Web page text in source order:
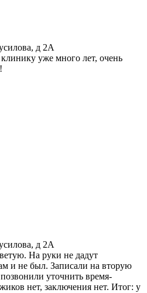
д 2А
уже много лет, очень
д 2А
На руки не дадут
и не был. Записали на вторую
уточнить время-
нет, заключения нет. Итог: у